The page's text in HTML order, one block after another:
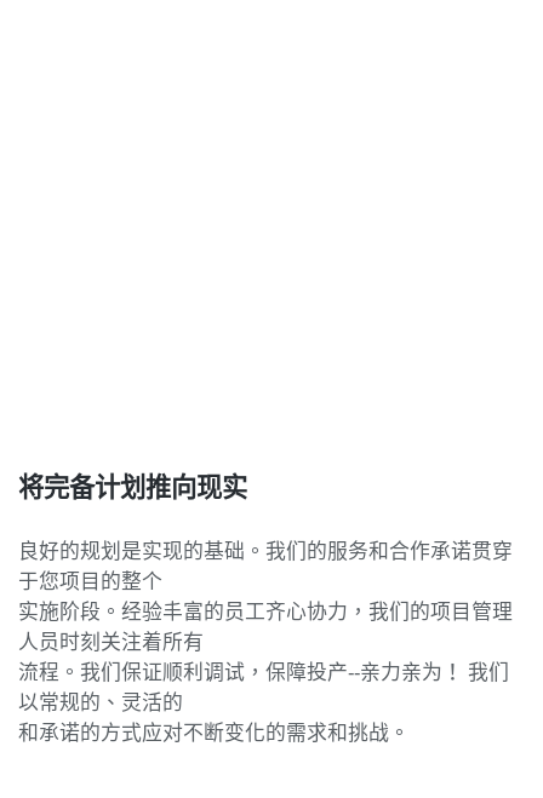
将完备计划推向现实
良好的规划是实现的基础。我们的服务和合作承诺贯穿
于您项目的整个
实施阶段。经验丰富的员工齐心协力，我们的项目管理
人员时刻关注着所有
流程。我们保证顺利调试，保障投产--亲力亲为！ 我们
以常规的、灵活的
和承诺的方式应对不断变化的需求和挑战。